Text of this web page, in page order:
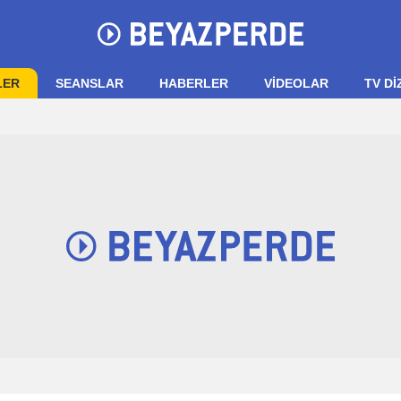
SEANSLAR HABERLER VIDEOLAR TV